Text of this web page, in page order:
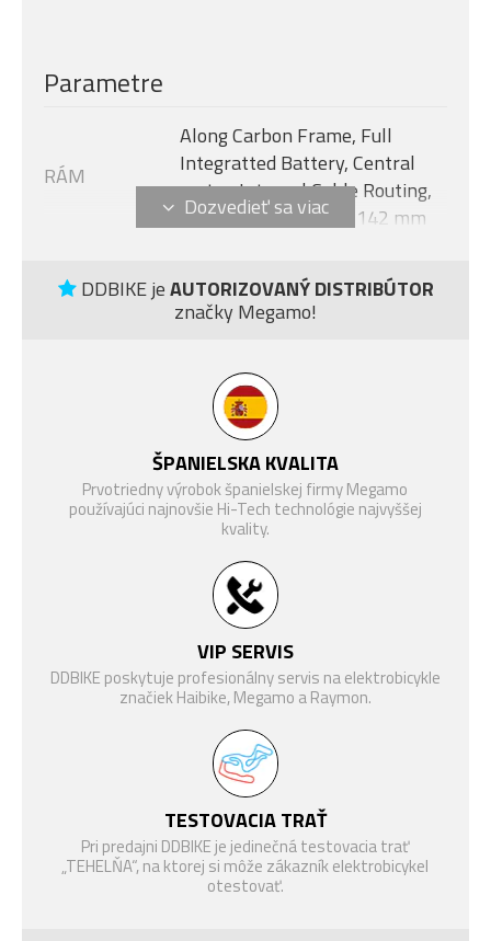
DDBIKE jeAUTORIZOVANÝ DISTRIBÚTOR
značky Megamo!
ŠPANIELSKA KVALITA
Prvotriedny výrobok španielskej firmy Megamo
používajúci najnovšie Hi-Tech technológie najvyššej
kvality.
VIP SERVIS
DDBIKE poskytuje profesionálny servis na elektrobicykle
značiek Haibike, Megamo a Raymon.
TESTOVACIA TRAŤ
Pri predajni DDBIKE je jedinečná testovacia trať
„TEHELŇA“, na ktorej si môže zákazník elektrobicykel
otestovať.
Parametre
RÁM
Along Carbon Frame, Full
Integratted Battery, Central
motor, Internal Cable Routing,
Flat Mount Disc 12 x 142 mm
150 Nm (1300 W)
L
display
2027
AVINOX 600 Wh
NABÍJAČKA
AVINOX 12A Fast Charger
Upon Carbon Disc Fork,
Internal Cable Routing, Flat
Mount Disc 12 x 100 mm
Shimano Ultegra Di2, RD-
R8150, 24-rychlostí
RADIACA
Shimano Ultegra Di2, ST-
R8170
Shimano Ultegra R8100, 11-
34T
PREVODNÍK
FSA Avinox Chainring Direct
Mount 48T 12-Speed Shimano
Shimano Ultegra Di2 R8170,